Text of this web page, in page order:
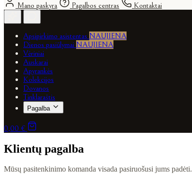
Mano paskyra Pagalbos centras Kontaktai
Apsipirkimo asistentas NAUJIENA
Dienos pasiūlymai NAUJIENA
Vėriniai
Auskarai
Apyrankės
Kolekcijos
Dovanos
Tinklaraštis
Pagalba
0,00 €
Klientų pagalba
Mūsų pasitenkinimo komanda visada pasiruošusi jums padėti.